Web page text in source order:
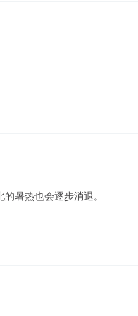
暑热也会逐步消退。